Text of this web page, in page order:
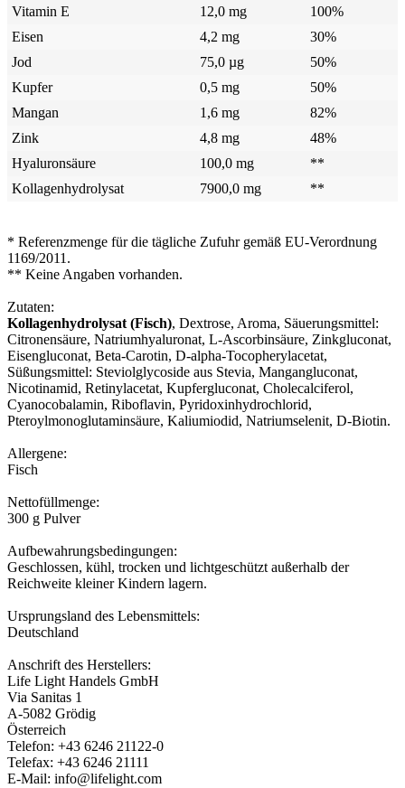
Vitamin E
12,0 mg
100%
Eisen
4,2 mg
30%
Jod
75,0 µg
50%
Kupfer
0,5 mg
50%
Mangan
1,6 mg
82%
Zink
4,8 mg
48%
Hyaluronsäure
100,0 mg
**
Kollagenhydrolysat
7900,0 mg **
* Referenzmenge für die tägliche Zufuhr gemäß EU-Verordnung
1169/2011.
** Keine Angaben vorhanden.
Zutaten:
Kollagenhydrolysat (Fisch), Dextrose, Aroma, Säuerungsmittel:
Citronensäure, Natriumhyaluronat, L-Ascorbinsäure, Zinkgluconat,
Eisengluconat, Beta-Carotin, D-alpha-Tocopherylacetat,
Süßungsmittel: Steviolglycoside aus Stevia, Mangangluconat,
Nicotinamid, Retinylacetat, Kupfergluconat, Cholecalciferol,
Cyanocobalamin, Riboflavin, Pyridoxinhydrochlorid,
Pteroylmonoglutaminsäure, Kaliumiodid, Natriumselenit, D-Biotin.
Allergene:
Fisch
Nettofüllmenge:
300 g Pulver
Aufbewahrungsbedingungen:
Geschlossen, kühl, trocken und lichtgeschützt außerhalb der
Reichweite kleiner Kindern lagern.
Ursprungsland des Lebensmittels:
Deutschland
Anschrift des Herstellers:
Life Light Handels GmbH
Via Sanitas 1
A-5082 Grödig
Österreich
Telefon: +43 6246 21122-0
Telefax: +43 6246 21111
E-Mail: info@lifelight.com